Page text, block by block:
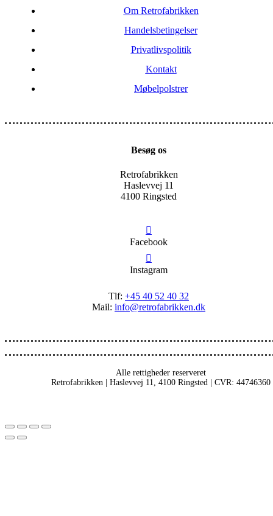
Om Retrofabrikken
Handelsbetingelser
Privatlivspolitik
Kontakt
Møbelpolstrer
Besøg os
Retrofabrikken
Haslevvej 11
4100 Ringsted
Facebook
Instagram
Tlf: +45 40 52 40 32
Mail: info@retrofabrikken.dk
Alle rettigheder reserveret
Retrofabrikken | Haslevvej 11, 4100 Ringsted | CVR: 44746360